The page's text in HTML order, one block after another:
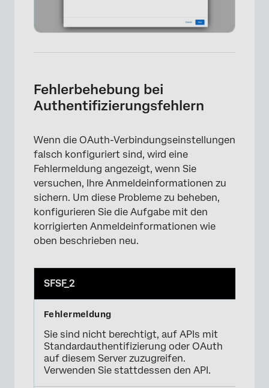
Fehlerbehebung bei
Authentifizierungsfehlern
Wenn die OAuth-Verbindungseinstellungen
falsch konfiguriert sind, wird eine
Fehlermeldung angezeigt, wenn Sie
versuchen, Ihre Anmeldeinformationen zu
sichern. Um diese Probleme zu beheben,
konfigurieren Sie die Aufgabe mit den
korrigierten Anmeldeinformationen wie
oben beschrieben neu.
SFSF_2
Sie sind nicht berechtigt, auf APIs mit
Standardauthentifizierung oder OAuth
auf diesem Server zuzugreifen.
Verwenden Sie stattdessen den API.